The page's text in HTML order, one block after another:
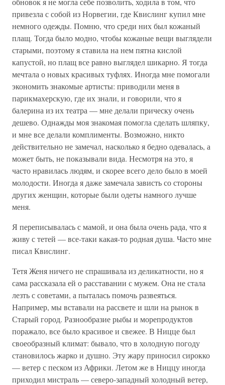
привезла с собой из Норвегии, где Квислинг купил мне
немного одежды. Помню, что среди них был кожаный
плащ. Тогда было модно, чтобы кожаные вещи выглядели
старыми, поэтому я ставила на нем пятна кислой
капустой, но плащ все равно выглядел шикарно. Я тогда
мечтала о новых красивых туфлях. Иногда мне помогали
экономить знакомые артисты: приводили меня в
парикмахерскую, где их знали, и говорили, что я
балерина из их театра — мне делали прическу очень
дешево. Однажды моя знакомая помогла сделать шляпку,
и мне все делали комплименты. Возможно, никто
действительно не замечал, насколько я бедно одевалась, а
может быть, не показывали вида. Несмотря на это, я
часто нравилась людям, и скорее всего дело было в моей
молодости. Иногда я даже замечала зависть со стороны
других женщин, которые были одеты намного лучше
меня.
Я переписывалась с мамой, и она была очень рада, что я
живу с тетей — все-таки какая-то родная душа. Часто мне
писал Квислинг.
Тетя Женя ничего не спрашивала из деликатности, но я
сама рассказала ей о расставании с мужем. Она не стала
лезть с советами, а пыталась помочь развеяться.
Например, мы вставали на рассвете и шли на рынок в
Старый город. Разнообразие рыбы и морепродуктов
поражало, все было красивое и свежее. В Ницце был
своеобразный климат: бывало, что в холодную погоду
становилось жарко и душно. Эту жару приносил сирокко
— ветер с песком из Африки. Летом же в Ниццу иногда
приходил мистраль — северо-западный холодный ветер,